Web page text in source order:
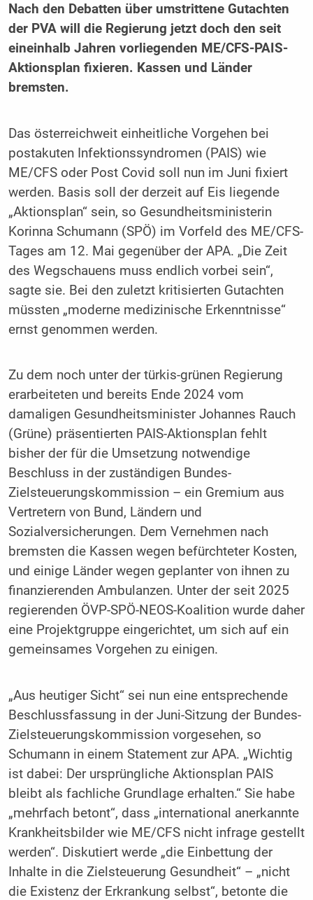
Nach den Debatten über umstrittene Gutachten
der PVA will die Regierung jetzt doch den seit
eineinhalb Jahren vorliegenden ME/CFS-PAIS-
Aktionsplan fixieren. Kassen und Länder
bremsten.
Das österreichweit einheitliche Vorgehen bei
postakuten Infektionssyndromen (PAIS) wie
ME/CFS oder Post Covid soll nun im Juni fixiert
werden. Basis soll der derzeit auf Eis liegende
„Aktionsplan“ sein, so Gesundheitsministerin
Korinna Schumann (SPÖ) im Vorfeld des ME/CFS-
Tages am 12. Mai gegenüber der APA. „Die Zeit
des Wegschauens muss endlich vorbei sein“,
sagte sie. Bei den zuletzt kritisierten Gutachten
müssten „moderne medizinische Erkenntnisse“
ernst genommen werden.
Zu dem noch unter der türkis-grünen Regierung
erarbeiteten und bereits Ende 2024 vom
damaligen Gesundheitsminister Johannes Rauch
(Grüne) präsentierten PAIS-Aktionsplan fehlt
bisher der für die Umsetzung notwendige
Beschluss in der zuständigen Bundes-
Zielsteuerungskommission – ein Gremium aus
Vertretern von Bund, Ländern und
Sozialversicherungen. Dem Vernehmen nach
bremsten die Kassen wegen befürchteter Kosten,
und einige Länder wegen geplanter von ihnen zu
finanzierenden Ambulanzen. Unter der seit 2025
regierenden ÖVP-SPÖ-NEOS-Koalition wurde daher
eine Projektgruppe eingerichtet, um sich auf ein
gemeinsames Vorgehen zu einigen.
„Aus heutiger Sicht“ sei nun eine entsprechende
Beschlussfassung in der Juni-Sitzung der Bundes-
Zielsteuerungskommission vorgesehen, so
Schumann in einem Statement zur APA. „Wichtig
ist dabei: Der ursprüngliche Aktionsplan PAIS
bleibt als fachliche Grundlage erhalten.“ Sie habe
„mehrfach betont“, dass „international anerkannte
Krankheitsbilder wie ME/CFS nicht infrage gestellt
werden“. Diskutiert werde „die Einbettung der
Inhalte in die Zielsteuerung Gesundheit“ – „nicht
die Existenz der Erkrankung selbst“, betonte die